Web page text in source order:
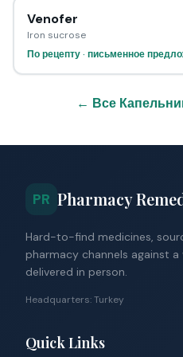
Venofer
Iron sucrose
По рецепту · письменное
← Все
PR Pharmacy
Hard-to-find medicines,
pharmacy channels against
delivered in person.
Headquarters: Turkey
Quick Links